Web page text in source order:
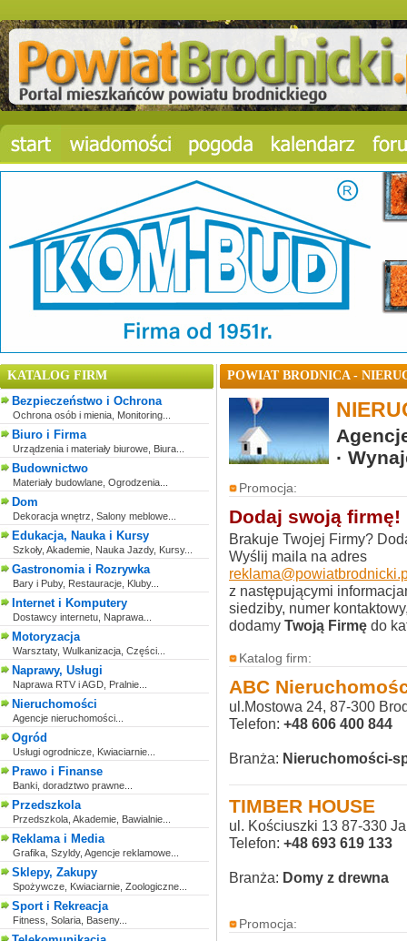
KATALOG FIRM
Bezpieczeństwo i Ochrona
Ochrona osób i mienia, Monitoring...
Biuro i Firma
Urządzenia i materiały biurowe, Biura...
Budownictwo
Materiały budowlane, Ogrodzenia...
Dom
Dekoracja wnętrz, Salony meblowe...
Edukacja, Nauka i Kursy
Szkoły, Akademie, Nauka Jazdy, Kursy...
Gastronomia i Rozrywka
Bary i Puby, Restauracje, Kluby...
Internet i Komputery
Dostawcy internetu, Naprawa...
Motoryzacja
Warsztaty, Wulkanizacja, Części...
Naprawy, Usługi
Naprawa RTV i AGD, Pralnie...
Nieruchomości
Agencje nieruchomości...
Ogród
Usługi ogrodnicze, Kwiaciarnie...
Prawo i Finanse
Banki, doradztwo prawne...
Przedszkola
Przedszkola, Akademie, Bawialnie...
Reklama i Media
Grafika, Szyldy, Agencje reklamowe...
Sklepy, Zakupy
Spożywcze, Kwiaciarnie, Zoologiczne...
Sport i Rekreacja
Fitness, Solaria, Baseny...
POWIAT BRODNICA -
·
Promocja:
Dodaj swoją firmę!
Brakuje Twojej Firmy?
Wyślij maila na adres
z następującymi
siedziby, numer
dodamy Twoją Firmę do
Katalog firm:
ABC
ul.Mostowa 24, 87-300
Telefon: +48 606 400 844
Branża: Nieruchomości-
TIMBER HOUSE
ul. Kościuszki 13 87-330
Telefon: +48 693 619 133
Branża: Domy z drewna
Promocja: